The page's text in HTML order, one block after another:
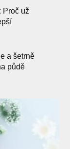
Proč už
a šetrně
půdě